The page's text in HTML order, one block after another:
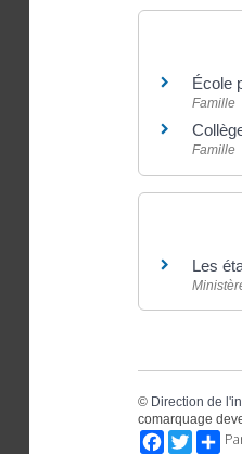
École
Famille
Famille
Les
© Direction de
comarquage
Facebook
Twitter